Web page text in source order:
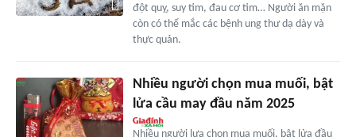
đột quỵ, suy tim, đau cơ tim… Người ăn mặn
còn có thể mắc các bệnh ung thư dạ dày và
thực quản.
Nhiều người chọn mua muối, bật
lửa cầu may đầu năm 2025
Nhiều người lựa chọn mua muối, bật lửa đầu